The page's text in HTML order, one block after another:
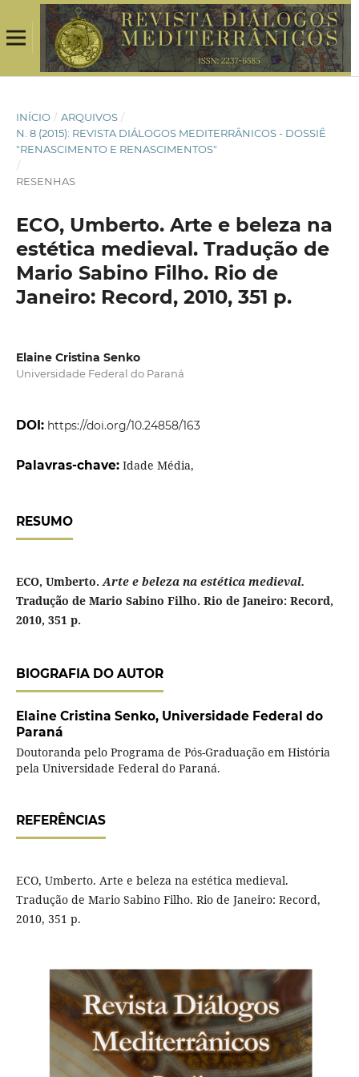
INÍCIO / ARQUIVOS /
N. 8 (2015): REVISTA DIÁLOGOS MEDITERRÂNICOS - DOSSIÊ
"RENASCIMENTO E RENASCIMENTOS"
/
RESENHAS
ECO, Umberto. Arte e beleza na
estética medieval. Tradução de
Mario Sabino Filho. Rio de
Janeiro: Record, 2010, 351 p.
Elaine Cristina Senko
Universidade Federal do Paraná
DOI: https://doi.org/10.24858/163
Palavras-chave: Idade Média,
RESUMO
ECO, Umberto.Arte e beleza na estética medieval.
Tradução de Mario Sabino Filho. Rio de Janeiro: Record,
2010, 351 p.
BIOGRAFIA DO AUTOR
Elaine Cristina Senko, Universidade Federal do
Paraná
Doutoranda pelo Programa de Pós-Graduação em História
pela Universidade Federal do Paraná.
REFERÊNCIAS
ECO, Umberto. Arte e beleza na estética medieval.
Tradução de Mario Sabino Filho. Rio de Janeiro: Record,
2010, 351 p.